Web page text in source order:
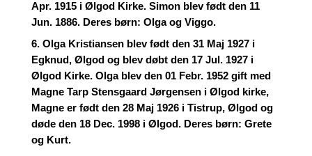
Apr. 1915 i Ølgod Kirke. Simon blev født den 11
Jun. 1886. Deres børn: Olga og Viggo.
6. Olga Kristiansen blev født den 31 Maj 1927 i
Egknud, Ølgod og blev døbt den 17 Jul. 1927 i
Ølgod Kirke. Olga blev den 01 Febr. 1952 gift med
Magne Tarp Stensgaard Jørgensen i Ølgod kirke,
Magne er født den 28 Maj 1926 i Tistrup, Ølgod og
døde den 18 Dec. 1998 i Ølgod. Deres børn: Grete
og Kurt.